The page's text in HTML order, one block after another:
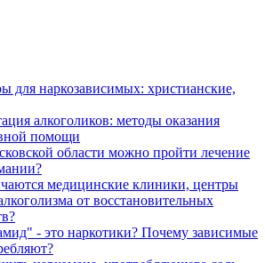
для наркозависимых: христианские,
алкоголиков: методы оказания
помощи
области можно пройти лечение
медицинские клиники, центры
от восстановительных
- это наркотики? Почему зависимые